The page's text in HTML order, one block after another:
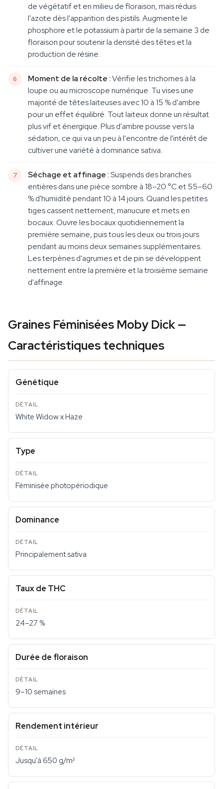
de végétatif et en milieu de floraison, mais réduis
l'azote dès l'apparition des pistils. Augmente le
phosphore et le potassium à partir de la semaine 3 de
floraison pour soutenir la densité des têtes et la
production de résine.
Moment de la récolte :Vérifie les trichomes à la
loupe ou au microscope numérique. Tu vises une
majorité de têtes laiteuses avec 10 à 15 % d'ambre
pour un effet équilibré. Tout laiteux donne un résultat
plus vif et énergique. Plus d'ambre pousse vers la
sédation, ce qui va un peu à l'encontre de l'intérêt de
cultiver une variété à dominance sativa.
Séchage et affinage :Suspends des branches
entières dans une pièce sombre à 18–20 °C et 55–60
% d'humidité pendant 10 à 14 jours. Quand les petites
tiges cassent nettement, manucure et mets en
bocaux. Ouvre les bocaux quotidiennement la
première semaine, puis tous les deux ou trois jours
pendant au moins deux semaines supplémentaires.
Les terpènes d'agrumes et de pin se développent
nettement entre la première et la troisième semaine
d'affinage.
Graines Féminisées Moby Dick —
Caractéristiques techniques
Génétique
White Widow x Haze
Type
Féminisée photopériodique
Dominance
Principalement sativa
Taux de THC
24–27 %
Durée de floraison
9–10 semaines
Rendement intérieur
Jusqu'à 650 g/m²